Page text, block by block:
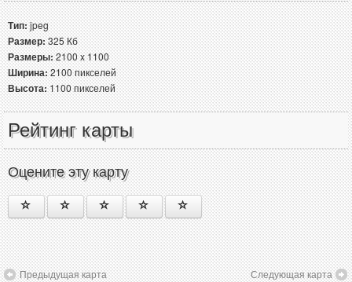
Тип:jpeg
Размер:325 Кб
Размеры:2100 x 1100
Ширина:2100 пикселей
Высота:1100 пикселей
Рейтинг карты
Оцените эту карту
Предыдущая карта Следующая карта